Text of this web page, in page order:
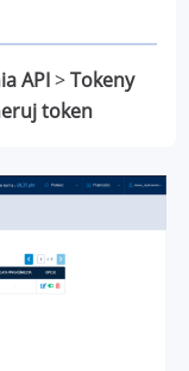
API>Tokeny
token